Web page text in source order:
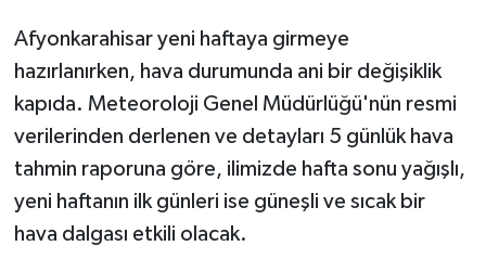
Afyonkarahisar yeni haftaya girmeye
hazırlanırken, hava durumunda ani bir değişiklik
kapıda. Meteoroloji Genel Müdürlüğü'nün resmi
verilerinden derlenen ve detayları 5 günlük hava
tahmin raporuna göre, ilimizde hafta sonu yağışlı,
yeni haftanın ilk günleri ise güneşli ve sıcak bir
hava dalgası etkili olacak.